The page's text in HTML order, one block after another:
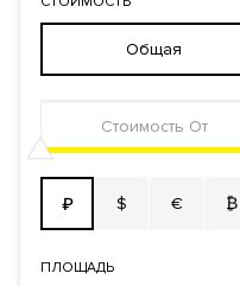
Реализация по
договору
Общая
₽ $ € ₿
ПЛОЩАДЬ